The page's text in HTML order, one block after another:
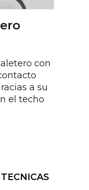
con
a su
el techo